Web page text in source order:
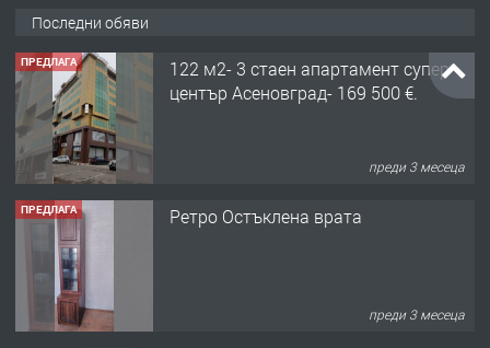
Последни обяви
ПРЕДЛАГА
122 м2- 3 стаен апартамент супер
център Асеновград- 169 500 €.
преди 3 месеца
ПРЕДЛАГА Ретро Остъклена врата
преди 3 месеца